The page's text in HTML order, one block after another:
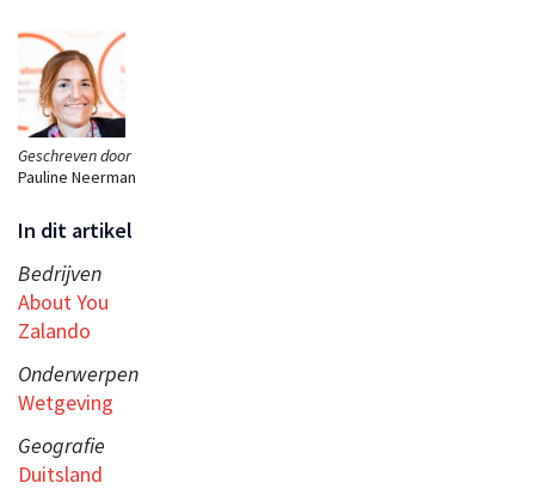
Geschreven door
Pauline Neerman
In dit artikel
Bedrijven
About You
Zalando
Onderwerpen
Wetgeving
Geografie
Duitsland